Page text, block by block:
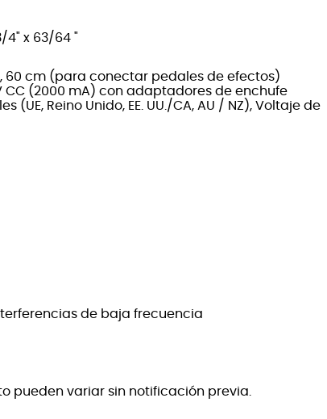
4" x 63/64 "
60 cm (para conectar pedales de efectos)
CC (2000 mA) con adaptadores de enchufe
Reino Unido, EE. UU./CA, AU / NZ), Voltaje de
de baja frecuencia
pueden variar sin notificación previa.